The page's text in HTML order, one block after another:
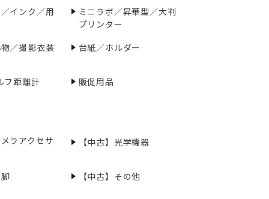
インク／用
ミニラボ／昇華型／大判
プリンター
／撮影衣装
台紙／ホルダー
フ距離計 販促用品
ラアクセサ 【中古】光学機器
【中古】その他